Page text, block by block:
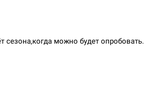
можно будет опробовать.